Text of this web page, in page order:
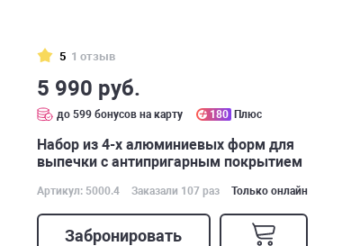
5 1 отзыв
5 990 руб.
до 599 бонусов на карту 180 Плюс
Набор из 4-х алюминиевых форм для
выпечки с антипригарным покрытием
Артикул: 5000.4 Заказали 107 раз Только онлайн
Забронировать